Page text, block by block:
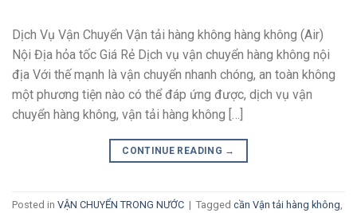
Dịch Vụ Vận Chuyển Vận tải hàng không hàng không (Air)
Nội Địa hỏa tốc Giá Rẻ Dịch vụ vận chuyển hàng không nội
địa Với thế mạnh là vận chuyển nhanh chóng, an toàn không
một phương tiện nào có thể đáp ứng được, dịch vụ vận
chuyển hàng không, vận tải hàng không […]
CONTINUE READING →
Posted in VẬN CHUYỂN TRONG NƯỚC | Tagged cần Vận tải hàng không